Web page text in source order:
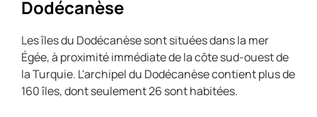
Dodécanèse
Les îles du Dodécanèse sont situées dans la mer
Égée, à proximité immédiate de la côte sud-ouest de
la Turquie. L'archipel du Dodécanèse contient plus de
160 îles, dont seulement 26 sont habitées.